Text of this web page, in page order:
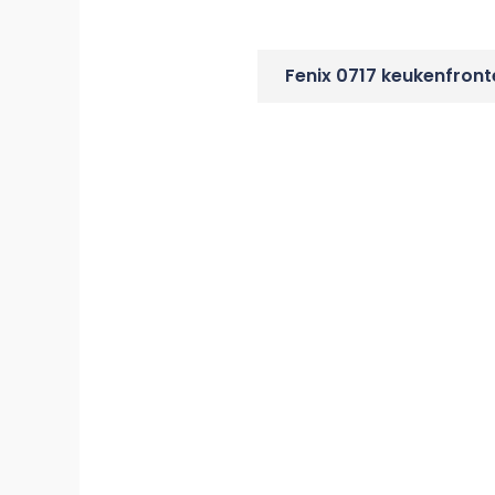
Fenix 0717